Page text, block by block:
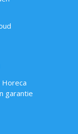
Horeca
garantie